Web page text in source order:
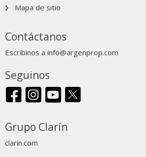
Mapa de sitio
Contáctanos
Escribinos a info@argenprop.com
Seguinos
Grupo Clarín
clarín.com